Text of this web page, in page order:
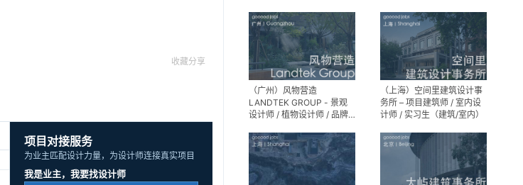
收藏分享
项目对接服务
为业主匹配设计力量，为设计师连接真实项目
我是业主，我要找设计师
生（常年招聘）
实习生
（广州）风物营造
LANDTEK GROUP - 景观
设计师 / 植物设计师 / 品牌
（上海）空间里建筑设计事
务所 – 项目建筑师 / 室内设
计师 / 实习生（建筑/室内）